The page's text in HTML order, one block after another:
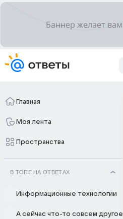
Главная
Моя лента
Пространства
В ТОПЕ НА ОТВЕТАХ
Информационные технологии
А сейчас что-то совсем другое